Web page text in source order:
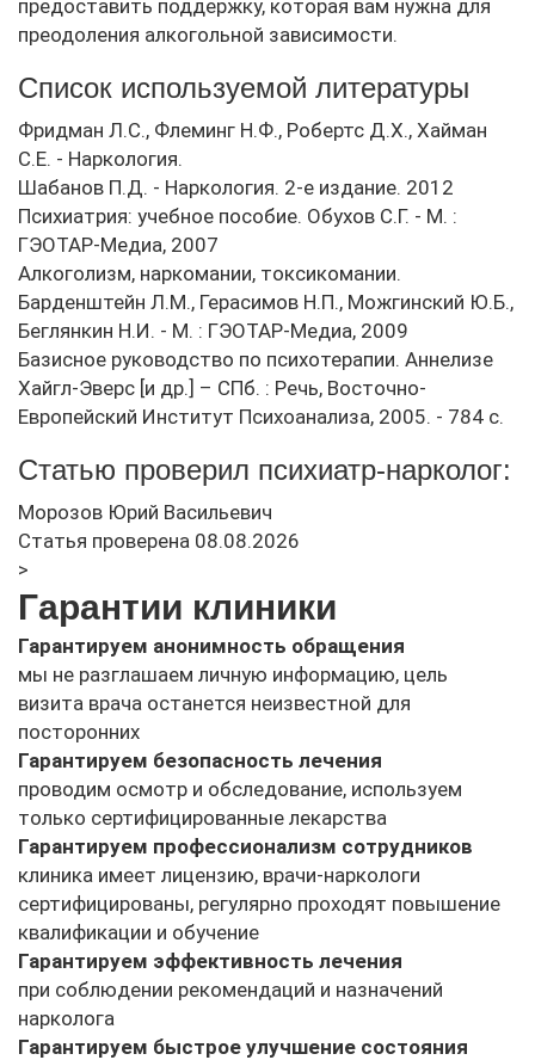
предоставить поддержку, которая вам нужна для
преодоления алкогольной зависимости.
Список используемой литературы
Фридман Л.С., Флеминг Н.Ф., Робертс Д.Х., Хайман
С.Е. - Наркология.
Шабанов П.Д. - Наркология. 2-е издание. 2012
Психиатрия: учебное пособие. Обухов С.Г. - М. :
ГЭОТАР-Медиа, 2007
Алкоголизм, наркомании, токсикомании.
Барденштейн Л.М., Герасимов Н.П., Можгинский Ю.Б.,
Беглянкин Н.И. - М. : ГЭОТАР-Медиа, 2009
Базисное руководство по психотерапии. Аннелизе
Хайгл-Эверс [и др.] – СПб. : Речь, Восточно-
Европейский Институт Психоанализа, 2005. - 784 с.
Статью проверил психиатр-нарколог:
Морозов Юрий Васильевич
Статья проверена 08.08.2026
>
Гарантии клиники
Гарантируем анонимность обращения
мы не разглашаем личную информацию, цель
визита врача останется неизвестной для
посторонних
Гарантируем безопасность лечения
проводим осмотр и обследование, используем
только сертифицированные лекарства
Гарантируем профессионализм сотрудников
клиника имеет лицензию, врачи-наркологи
сертифицированы, регулярно проходят повышение
квалификации и обучение
Гарантируем эффективность лечения
при соблюдении рекомендаций и назначений
нарколога
Гарантируем быстрое улучшение состояния